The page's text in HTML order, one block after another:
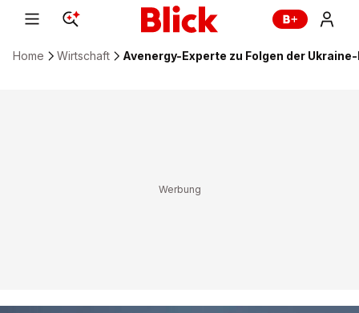
Home Wirtschaft Avenergy-Experte zu Folgen der